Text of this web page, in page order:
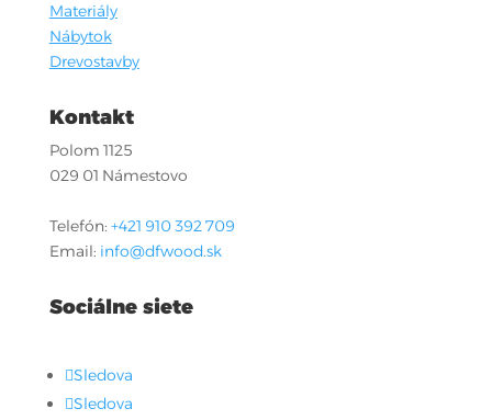
Materiály
Nábytok
Drevostavby
Kontakt
Polom 1125
029 01 Námestovo
Telefón: +421 910 392 709
Email: info@dfwood.sk
Sociálne siete
Sledova
Sledova